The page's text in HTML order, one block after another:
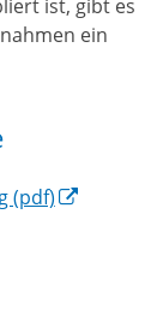
ist, gibt es
ein
(pdf)